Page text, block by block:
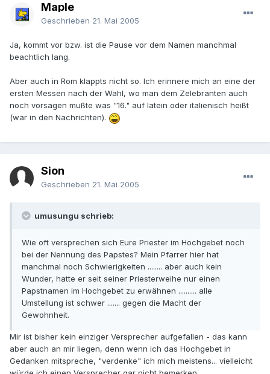
Maple
Geschrieben 21. Mai 2005
Ja, kommt vor bzw. ist die Pause vor dem Namen manchmal
beachtlich lang.
Aber auch in Rom klappts nicht so. Ich erinnere mich an eine der
ersten Messen nach der Wahl, wo man dem Zelebranten auch
noch vorsagen mußte was "16." auf latein oder italienisch heißt
(war in den Nachrichten).
Sion
Geschrieben 21. Mai 2005
umusungu schrieb:
Wie oft versprechen sich Eure Priester im Hochgebet noch
bei der Nennung des Papstes? Mein Pfarrer hier hat
manchmal noch Schwierigkeiten ........ aber auch kein
Wunder, hatte er seit seiner Priesterweihe nur einen
Papstnamen im Hochgebet zu erwähnen .......... alle
Umstellung ist schwer ....... gegen die Macht der
Gewohnheit.
Mir ist bisher kein einziger Versprecher aufgefallen - das kann
aber auch an mir liegen, denn wenn ich das Hochgebet in
Gedanken mitspreche, "verdenke" ich mich meistens... vielleicht